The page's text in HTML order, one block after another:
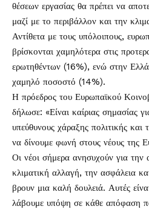
θέσεων εργασίας θα πρέπει να
μαζί με το περιβάλλον και την
Αντίθετα με τους υπόλοιπους,
βρίσκονται χαμηλότερα στις
ερωτηθέντων (16%), ενώ στην
χαμηλό ποσοστό (14%).
Η πρόεδρος του Ευρωπαϊκού
δήλωσε: «Είναι καίριας σημασίας
υπεύθυνους χάραξης πολιτικής
να δίνουμε φωνή στους νέους της
Οι νέοι σήμερα ανησυχούν για
κλιματική αλλαγή, την ασφάλεια
βρουν μια καλή δουλειά. Αυτές
λάβουμε υπόψη σε κάθε απόφαση